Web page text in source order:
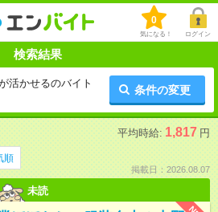
0
気になる！ ログイン
検索結果
活かせるのバイト
条件の変更
平均時給: 1,817 円
順
掲載日：2026.08.07
未読